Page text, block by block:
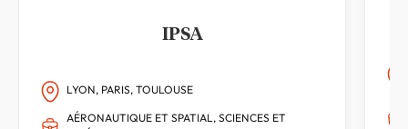
IPSA
LYON, PARIS, TOULOUSE
AÉRONAUTIQUE ET SPATIAL, SCIENCES ET